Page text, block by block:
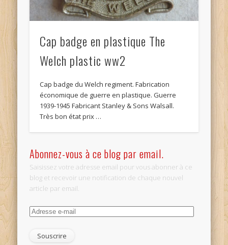
Cap badge en plastique The
Welch plastic ww2
Cap badge du Welch regiment. Fabrication
économique de guerre en plastique. Guerre
1939-1945 Fabricant Stanley & Sons Walsall.
Très bon état prix …
Abonnez-vous à ce blog par email.
Saisissez votre adresse email pour vous abonner à ce
blog et recevoir une notification de chaque nouvel
article par email.
Adresse
mail